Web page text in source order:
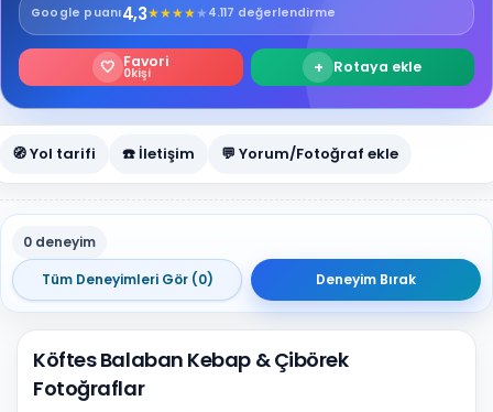
Google puanı4,3★★★★★ 4.117 değerlendirme
🤍 Favori
0kişi + Rotaya ekle
🧭 Yol tarifi ☎️ İletişim 💬 Yorum/Fotoğraf ekle
0 deneyim
Tüm Deneyimleri Gör (0)
Deneyim Bırak
Köftes Balaban Kebap & Çibörek
Fotoğraflar